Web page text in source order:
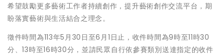
希望鼓勵更多藝術工作者持續創作，提升藝術創作交流平台，期
盼落實藝術與生活結合之理念。
徵件時間為113年5月30日至6月1日止，收件時間為9時至11時30
分、13時至16時30分，並請民眾自行依參賽類別送達指定的收件